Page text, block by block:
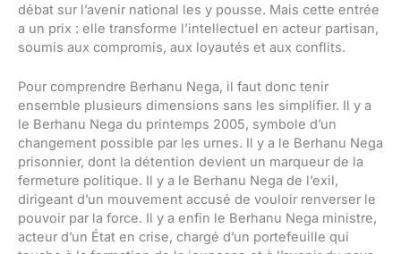
débat sur l’avenir national les y pousse. Mais cette entrée
a un prix : elle transforme l’intellectuel en acteur partisan,
soumis aux compromis, aux loyautés et aux conflits.
Pour comprendre Berhanu Nega, il faut donc tenir
ensemble plusieurs dimensions sans les simplifier. Il y a
le Berhanu Nega du printemps 2005, symbole d’un
changement possible par les urnes. Il y a le Berhanu Nega
prisonnier, dont la détention devient un marqueur de la
fermeture politique. Il y a le Berhanu Nega de l’exil,
dirigeant d’un mouvement accusé de vouloir renverser le
pouvoir par la force. Il y a enfin le Berhanu Nega ministre,
acteur d’un État en crise, chargé d’un portefeuille qui